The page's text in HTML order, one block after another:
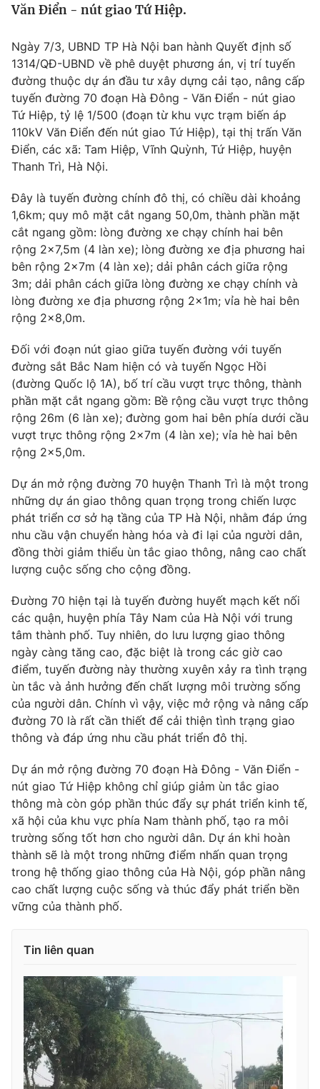
Tin tức
Câu chuyện quốc tế
Tài chính
Thị trường
Góc doanh nghiệp
Dữ liệu và đời sống
Truyền hình
Phim VTV
Hậu trường
Nhân vật
Khán giả
Giải sao mai
Giải trí
Điện ảnh
Âm nhạc
Sao
Du lịch
Làm đẹp
Chất lượng cuộc sống
Giáo dục
Tuyển sinh
Học trực tuyến
Công nghệ
Hitech Công nghệ tương lai
Sản phẩm
Thị trường
Tư vấn
Giao lưu trực tuyến
Lịch phát sóng
Chuyên mục khác
Emagazine Podcast
Video Shorts video
VTV Money VTV Thể thao
VTV Sức khoẻ Bất động sản
Thị trường 24h Tấm lòng Việt
VTV4 Vươn mình bằng AI
VTV9 VTV8
Liên hệ tòa soạn English
THỜI BÁO VTV
Theo dõi báo trên
Cơ quan chủ quản:
Giấy phép hoạt động báo in và báo điện tử số 483/GP-BTTTT
cấp ngày 29/12/2023
Tổng Biên tập:Vũ Thanh Thủy
Phó Tổng Biên tập:Nguyễn Thị Mỹ Hạnh, Phạm Quốc Thắng,
Nguyễn Trọng Ninh
Tổng đài VTV:024.38 355 931 - 024.38 355 932
Văn Điển - nút giao Tứ Hiệp.
Ngày 7/3, UBND TP Hà Nội ban hành Quyết định số
1314/QĐ-UBND về phê duyệt phương án, vị trí tuyến
đường thuộc dự án đầu tư xây dựng cải tạo, nâng cấp
tuyến đường 70 đoạn Hà Đông - Văn Điển - nút giao
Tứ Hiệp, tỷ lệ 1/500 (đoạn từ khu vực trạm biến áp
110kV Văn Điển đến nút giao Tứ Hiệp), tại thị trấn Văn
Điển, các xã: Tam Hiệp, Vĩnh Quỳnh, Tứ Hiệp, huyện
Thanh Trì, Hà Nội.
Đây là tuyến đường chính đô thị, có chiều dài khoảng
1,6km; quy mô mặt cắt ngang 50,0m, thành phần mặt
cắt ngang gồm: lòng đường xe chạy chính hai bên
rộng 2x7,5m (4 làn xe); lòng đường xe địa phương hai
bên rộng 2x7m (4 làn xe); dải phân cách giữa rộng
3m; dải phân cách giữa lòng đường xe chạy chính và
lòng đường xe địa phương rộng 2x1m; vỉa hè hai bên
rộng 2x8,0m.
Đối với đoạn nút giao giữa tuyến đường với tuyến
đường sắt Bắc Nam hiện có và tuyến Ngọc Hồi
(đường Quốc lộ 1A), bố trí cầu vượt trực thông, thành
phần mặt cắt ngang gồm: Bề rộng cầu vượt trực thông
rộng 26m (6 làn xe); đường gom hai bên phía dưới cầu
vượt trực thông rộng 2x7m (4 làn xe); vỉa hè hai bên
rộng 2x5,0m.
Dự án mở rộng đường 70 huyện Thanh Trì là một trong
những dự án giao thông quan trọng trong chiến lược
phát triển cơ sở hạ tầng của TP Hà Nội, nhằm đáp ứng
nhu cầu vận chuyển hàng hóa và đi lại của người dân,
đồng thời giảm thiểu ùn tắc giao thông, nâng cao chất
lượng cuộc sống cho cộng đồng.
Đường 70 hiện tại là tuyến đường huyết mạch kết nối
các quận, huyện phía Tây Nam của Hà Nội với trung
tâm thành phố. Tuy nhiên, do lưu lượng giao thông
ngày càng tăng cao, đặc biệt là trong các giờ cao
điểm, tuyến đường này thường xuyên xảy ra tình trạng
ùn tắc và ảnh hưởng đến chất lượng môi trường sống
của người dân. Chính vì vậy, việc mở rộng và nâng cấp
đường 70 là rất cần thiết để cải thiện tình trạng giao
thông và đáp ứng nhu cầu phát triển đô thị.
Dự án mở rộng đường 70 đoạn Hà Đông - Văn Điển -
nút giao Tứ Hiệp không chỉ giúp giảm ùn tắc giao
thông mà còn góp phần thúc đẩy sự phát triển kinh tế,
xã hội của khu vực phía Nam thành phố, tạo ra môi
trường sống tốt hơn cho người dân. Dự án khi hoàn
thành sẽ là một trong những điểm nhấn quan trọng
trong hệ thống giao thông của Hà Nội, góp phần nâng
cao chất lượng cuộc sống và thúc đẩy phát triển bền
vững của thành phố.
Tin liên quan